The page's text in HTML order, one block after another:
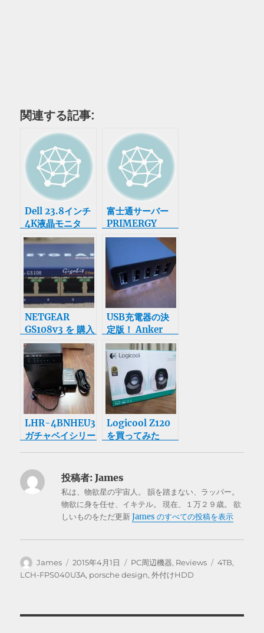
関連する記事:
Dell 23.8インチ
4K液晶モニタ
UP2414Q 4K
IPS
PremierColor搭
載 が気になる
富士通サーバー
PRIMERGY
TX100 S3
PYT10PT3S を
購入
NETGEAR
GS108v3 を 購入
USB充電器の決
定版！ Anker
40W 5ポート
USB急速充電器
を購入
LHR-4BNHEU3
ガチャベイシリー
を購入
Logicool Z120
を買ってみた
投稿者: James
私は、物欲星の宇宙人。 韻を踏まない、ラッパー。
物欲に身を任せ、イキテル。 現在、１万２９歳。 欲
しいものをただ更新James のすべての投稿を表示
投
稿
James
投
稿
2015年4月1日
カ
テ
PC周辺機器, Reviews
タ
4TB,
LCH-FPS040U3A, porsche design,外付けHDD